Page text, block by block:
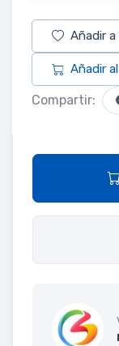
Añadir
Añadir
Compartir: